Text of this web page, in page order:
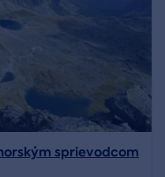
sprievodcom